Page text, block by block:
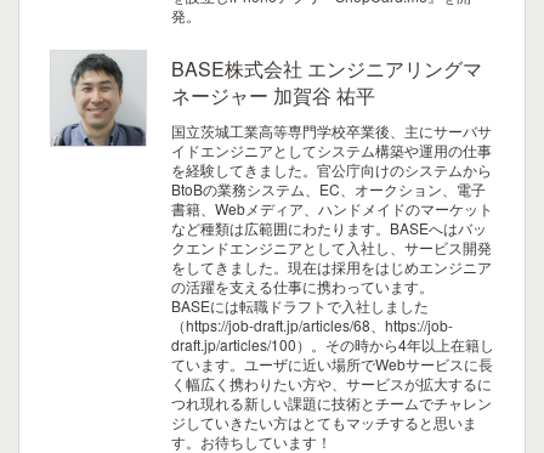
発。
BASE株式会社 エンジニアリングマ
ネージャー 加賀谷 祐平
国立茨城工業高等専門学校卒業後、主にサーバサ
イドエンジニアとしてシステム構築や運用の仕事
を経験してきました。官公庁向けのシステムから
BtoBの業務システム、EC、オークション、電子
書籍、Webメディア、ハンドメイドのマーケット
など種類は広範囲にわたります。BASEへはバッ
クエンドエンジニアとして入社し、サービス開発
をしてきました。現在は採用をはじめエンジニア
の活躍を支える仕事に携わっています。
BASEには転職ドラフトで入社しました
（https://job-draft.jp/articles/68、https://job-
draft.jp/articles/100）。その時から4年以上在籍し
ています。ユーザに近い場所でWebサービスに長
く幅広く携わりたい方や、サービスが拡大するに
つれ現れる新しい課題に技術とチームでチャレン
ジしていきたい方はとてもマッチすると思いま
す。お待ちしています！